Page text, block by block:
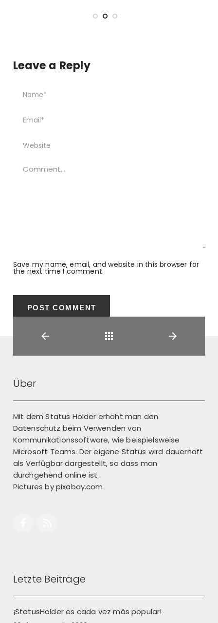
Leave a Reply
Save my name, email, and website in this browser for
the next time I comment.
Über
Mit dem Status Holder erhöht man den
Datenschutz beim Verwenden von
Kommunikationssoftware, wie beispielsweise
Microsoft Teams. Der eigene Status wird dauerhaft
als Verfügbar dargestellt, so dass man
durchgehend online ist.
Pictures bypixabay.com
Letzte Beiträge
¡StatusHolder es cada vez más popular!